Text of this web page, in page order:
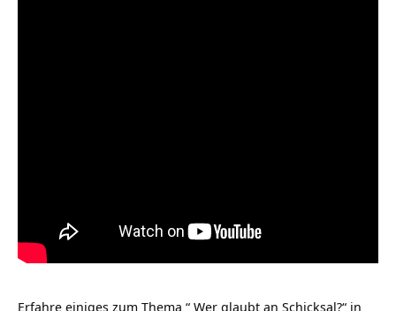
Erfahre einiges zum Thema “ Wer glaubt an Schicksal?“ in